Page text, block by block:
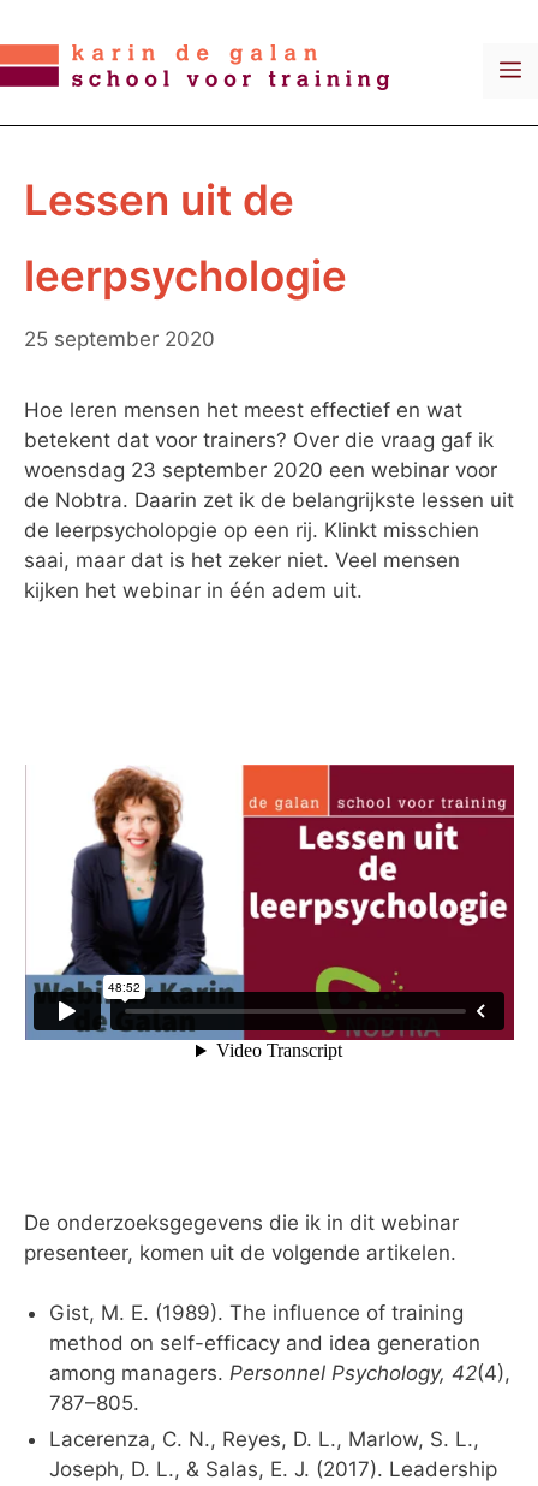
naar
de
Lessen uit de
leerpsychologie
25 september 2020
Hoe leren mensen het meest effectief en wat
betekent dat voor trainers? Over die vraag gaf ik
woensdag 23 september 2020 een webinar voor
de Nobtra. Daarin zet ik de belangrijkste lessen uit
de leerpsycholopgie op een rij. Klinkt misschien
saai, maar dat is het zeker niet. Veel mensen
kijken het webinar in één adem uit.
De onderzoeksgegevens die ik in dit webinar
presenteer, komen uit de volgende artikelen.
Gist, M. E. (1989). The influence of training
method on self-efficacy and idea generation
among managers. Personnel Psychology, 42(4),
787–805.
Lacerenza, C. N., Reyes, D. L., Marlow, S. L.,
Joseph, D. L., & Salas, E. J. (2017). Leadership